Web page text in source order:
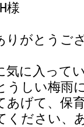
様
りがとうご
気に入って
うしい梅雨
あげて、保
ください、